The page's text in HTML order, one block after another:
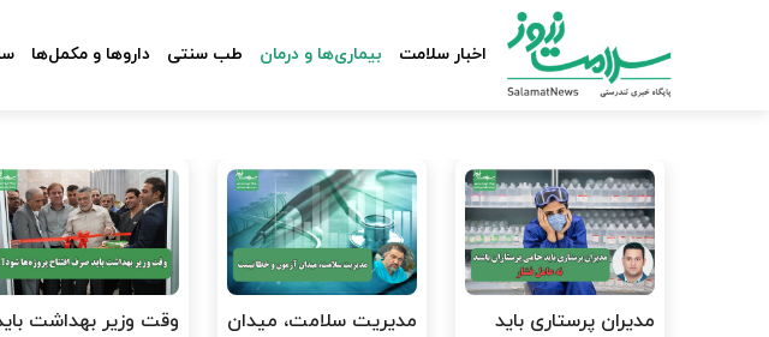
اخبار سلامت بیماری‌ها و درمان طب سنتی داروها و مکمل‌ها
مدیران پرستاری باید
مدیریت سلامت، میدان
وقت وزیر بهداشت